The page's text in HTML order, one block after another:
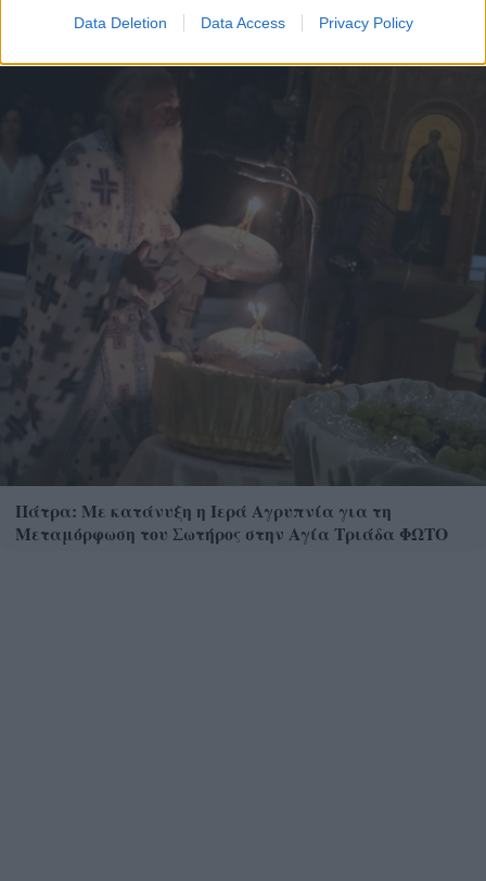
Data Deletion Data Access Privacy Policy
Πάτρα: Με κατάνυξη η Ιερά Αγρυπνία για τη
Μεταμόρφωση του Σωτήρος στην Αγία Τριάδα ΦΩΤΟ